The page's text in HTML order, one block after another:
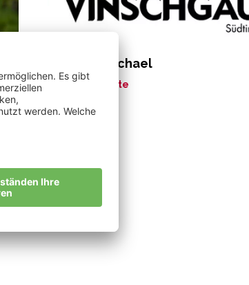
Perkmann Michael
Meine Geschichte